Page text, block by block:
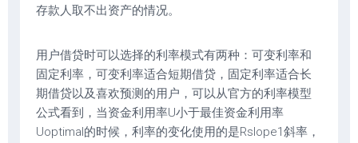
存款人取不出资产的情况。
用户借贷时可以选择的利率模式有两种：可变利率和
固定利率，可变利率适合短期借贷，固定利率适合长
期借贷以及喜欢预测的用户，可以从官方的利率模型
公式看到，当资金利用率U小于最佳资金利用率
Uoptimal的时候，利率的变化使用的是Rslope1斜率，